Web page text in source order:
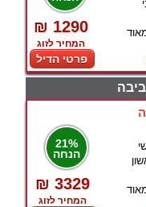
₪ 1290
המחיר לזוג
פרטי הדיל
21%
הנחה
₪ 3329
המחיר לזוג